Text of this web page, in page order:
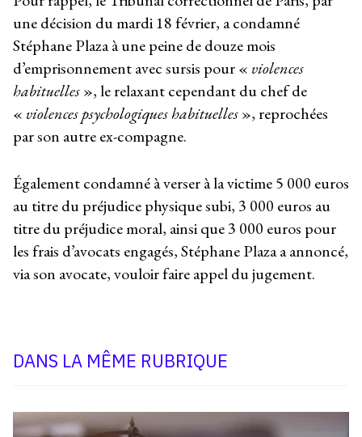
une décision du mardi 18 février, a condamné
Stéphane Plaza à une peine de douze mois
d’emprisonnement avec sursis pour « violences
habituelles», le relaxant cependant du chef de
« violences psychologiques habituelles», reprochées
par son autre ex-compagne.
Également condamné à verser à la victime 5 000 euros
au titre du préjudice physique subi, 3 000 euros au
titre du préjudice moral, ainsi que 3 000 euros pour
les frais d’avocats engagés, Stéphane Plaza a annoncé,
via son avocate, vouloir faire appel du jugement.
DANS LA MÊME RUBRIQUE